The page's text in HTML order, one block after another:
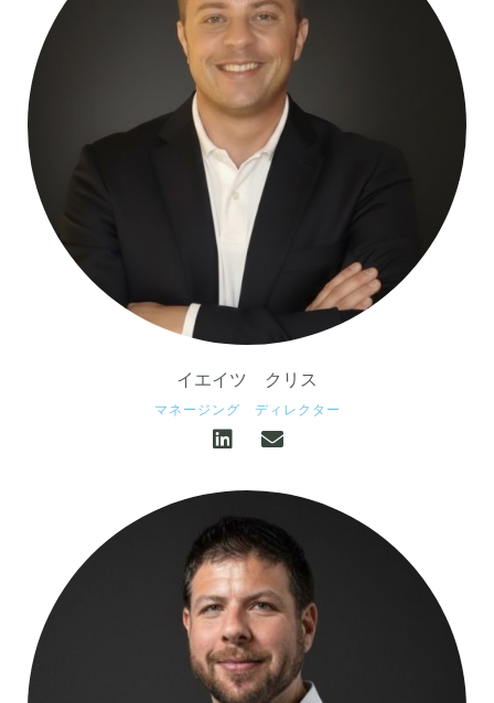
イエイツ クリス
マネージング ディレクター